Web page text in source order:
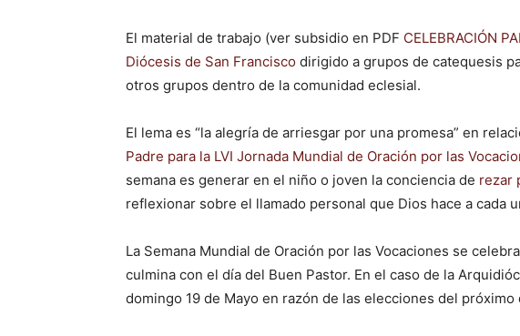
El material de trabajo (ver subsidio en PDF CELEBRACIÓN
Diócesis de San Francisco dirigido a grupos de catequesis
otros grupos dentro de la comunidad eclesial.
El lema es “la alegría de arriesgar por una promesa” en
Padre para la LVI Jornada Mundial de Oración por las
semana es generar en el niño o joven la conciencia de rezar
reflexionar sobre el llamado personal que Dios hace a cada
La Semana Mundial de Oración por las Vocaciones se
culmina con el día del Buen Pastor. En el caso de la
domingo 19 de Mayo en razón de las elecciones del